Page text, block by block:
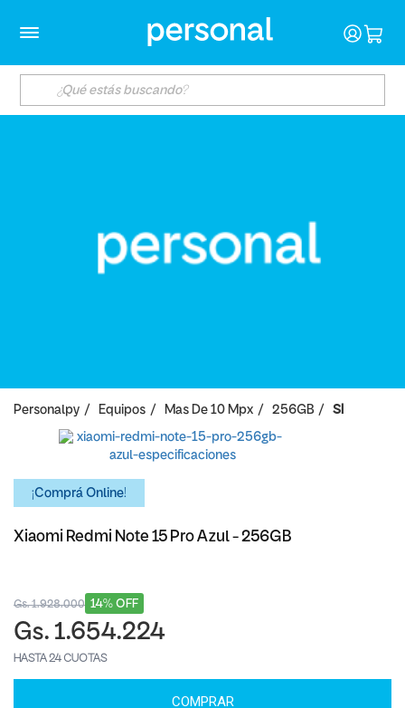
Personalpy Equipos Mas De 10 Mpx 256GB SI
¡Comprá Online!
Xiaomi Redmi Note 15 Pro Azul - 256GB
14% OFF
Gs. 1.928.000
Gs. 1.654.224
HASTA 24 CUOTAS
COMPRAR